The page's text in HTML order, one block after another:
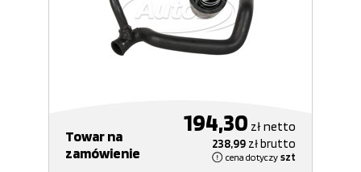
Towar na
zamówienie
194,30 złnetto
238,99 złbrutto
cena dotyczy szt